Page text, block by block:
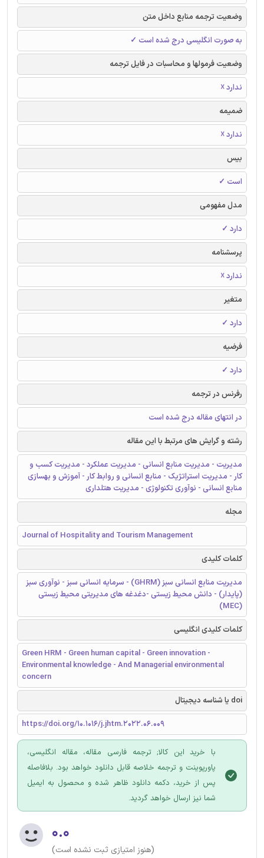
وضعیت ترجمه منابع داخل متن
به صورت انگلیسی درج شده است ✓
وضعیت فرمولها و محاسبات در فایل ترجمه
ندارد ☓
ضمیمه
ندارد ☓
بیس
است ✓
مدل مفهومی
دارد ✓
پرسشنامه
ندارد ☓
متغیر
دارد ✓
فرضیه
دارد ✓
رفرنس در ترجمه
در انتهای مقاله درج شده است
رشته و گرایش های مرتبط با این مقاله
مدیریت - مدیریت منابع انسانی - مدیریت عملکرد - مدیریت کسب و
کار - مدیریت استراتژیک - منابع انسانی و روابط کار - آموزش و بهسازی
منابع انسانی - نوآوری تکنولوژی - مدیریت هتلداری
مجله
Journal of Hospitality and Tourism Management
کلمات کلیدی
مدیریت منابع انسانی سبز (GHRM) - سرمایه انسانی سبز - نوآوری سبز
(پایدار) - دانش محیط زیستی -دغدغه های مدیریتی محیط زیستی
(MEC)
کلمات کلیدی انگلیسی
Green HRM - Green human capital - Green innovation -
Environmental knowledge - And Managerial environmental
concern
doi یا شناسه دیجیتال
https://doi.org/10.1016/j.jhtm.2022.06.009
با خرید این کالا; ترجمه فارسی مقاله، مقاله انگلیسی،
پاورپوینت و ترجمه خلاصه قابل دانلود خواهد بود. بلافاصله
پس از خرید، دکمه دانلود ظاهر شده و محصول به ایمیل
شما نیز ارسال خواهد گردید.
۰.۰
(هنوز امتیازی ثبت نشده است)